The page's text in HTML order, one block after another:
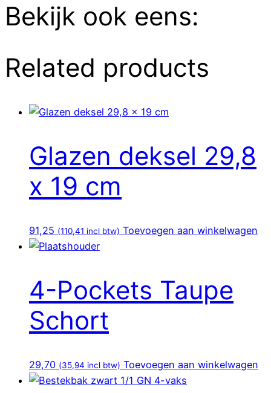
Bekijk ook eens:
Related products
Glazen deksel 29,8
x 19 cm
91,25 (110,41 incl btw) Toevoegen aan winkelwagen
4-Pockets Taupe
Schort
29,70 (35,94 incl btw) Toevoegen aan winkelwagen